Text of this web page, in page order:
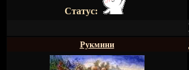
Статус:
Рукмини